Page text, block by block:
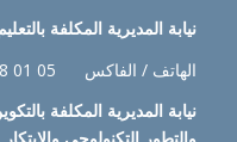
نيابة المديرية المكلفة
الهاتف / الفاكس 05 01 38 24 (+213)
نيابة المديرية المكلفة